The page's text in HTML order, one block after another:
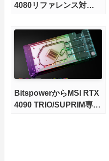
4080リファレンス対応
BitspowerからMSI RTX
4090 TRIO/SUPRIM専用